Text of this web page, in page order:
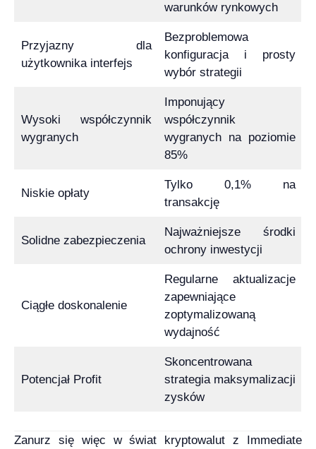
warunków rynkowych
Przyjazny dla
użytkownika interfejs
Bezproblemowa
konfiguracja i prosty
wybór strategii
Wysoki współczynnik
wygranych
Imponujący
współczynnik
wygranych na poziomie
85%
Niskie opłaty
Tylko 0,1% na
transakcję
Solidne zabezpieczenia
Najważniejsze środki
ochrony inwestycji
Ciągłe doskonalenie
Regularne aktualizacje
zapewniające
zoptymalizowaną
wydajność
Potencjał Profit
Skoncentrowana
strategia maksymalizacji
zysków
Zanurz się więc w świat kryptowalut z Immediate